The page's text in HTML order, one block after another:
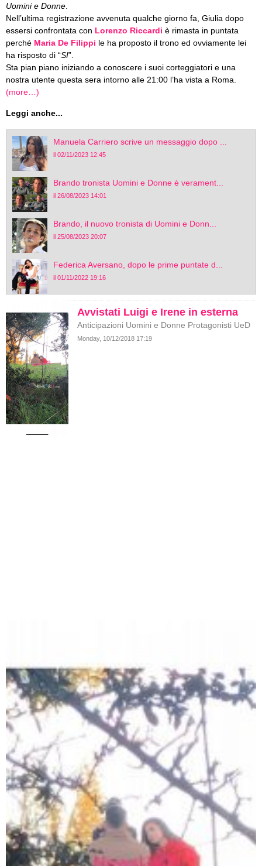
Uomini e Donne
Nell’ultima registrazione avvenuta qualche giorno fa, Giulia dopo
essersi confrontata con Lorenzo Riccardi è rimasta in puntata
perché Maria De Filippi le ha proposto il trono ed ovviamente lei
ha risposto di “SI”.
Sta pian piano iniziando a conoscere i suoi corteggiatori e una
nostra utente questa sera intorno alle 21:00 l’ha vista a Roma.
(more…)
Leggi anche...
Manuela Carriero scrive un messaggio dopo ...
il 02/11/2023 12:45
Brando tronista Uomini e Donne è verament...
il 26/08/2023 14:01
Brando, il nuovo tronista di Uomini e Donn...
il 25/08/2023 20:07
Federica Aversano, dopo le prime puntate d...
il 01/11/2022 19:16
Avvistati Luigi e Irene in esterna
Anticipazioni Uomini e Donne Protagonisti UeD
Monday, 10/12/2018 17:19